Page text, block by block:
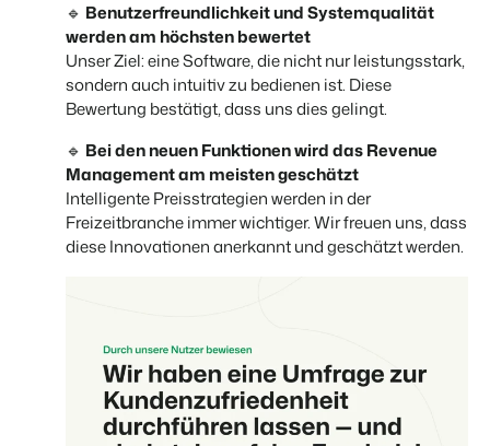
🔹 Benutzerfreundlichkeit und Systemqualität
werden am höchsten bewertet
Unser Ziel: eine Software, die nicht nur leistungsstark,
sondern auch intuitiv zu bedienen ist. Diese
Bewertung bestätigt, dass uns dies gelingt.
🔹 Bei den neuen Funktionen wird das Revenue
Management am meisten geschätzt
Intelligente Preisstrategien werden in der
Freizeitbranche immer wichtiger. Wir freuen uns, dass
diese Innovationen anerkannt und geschätzt werden.